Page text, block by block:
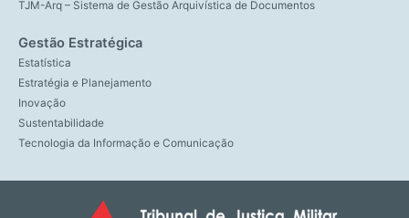
TJM-Arq – Sistema de Gestão Arquivística de Documentos
Gestão Estratégica
Estatística
Estratégia e Planejamento
Inovação
Sustentabilidade
Tecnologia da Informação e Comunicação